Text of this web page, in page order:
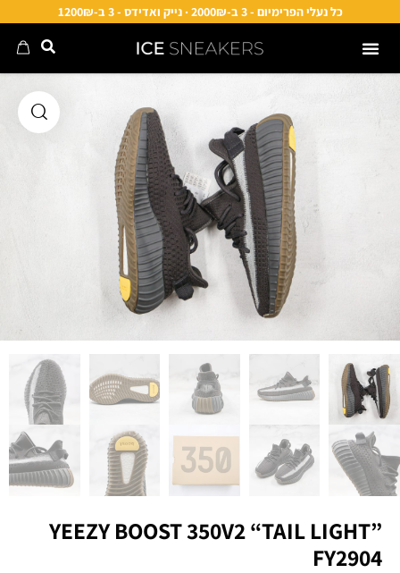
כל נעלי הפרימיום - 3 ב-2000₪ · נייק ואדידס - 3 ב-1200₪
YEEZY BOOST 350V2 “TAIL LIGHT”
FY2904